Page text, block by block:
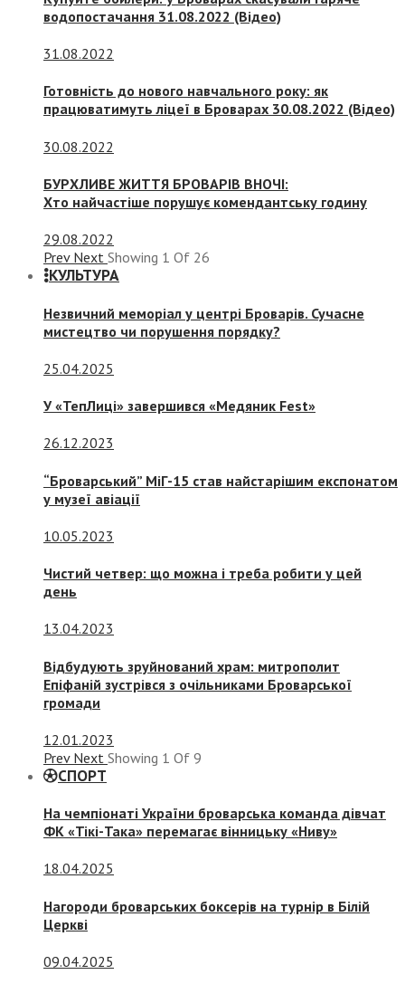
водопостачання 31.08.2022 (Відео)
31.08.2022
Готовність до нового навчального року: як
працюватимуть ліцеї в Броварах 30.08.2022 (Відео)
30.08.2022
БУРХЛИВЕ ЖИТТЯ БРОВАРІВ ВНОЧІ:
Хто найчастіше порушує комендантську годину
29.08.2022
Prev Next Showing 1 Of 26
КУЛЬТУРА
Незвичний меморіал у центрі Броварів. Сучасне
мистецтво чи порушення порядку?
25.04.2025
У «ТепЛиці» завершився «Медяник Fest»
26.12.2023
“Броварський” МіГ-15 став найстарішим експонатом
у музеї авіації
10.05.2023
Чистий четвер: що можна і треба робити у цей
день
13.04.2023
Відбудують зруйнований храм: митрополит
Епіфаній зустрівся з очільниками Броварської
громади
12.01.2023
Prev Next Showing 1 Of 9
СПОРТ
На чемпіонаті України броварська команда дівчат
ФК «Тікі-Така» перемагає вінницьку «Ниву»
18.04.2025
Нагороди броварських боксерів на турнір в Білій
Церкві
09.04.2025